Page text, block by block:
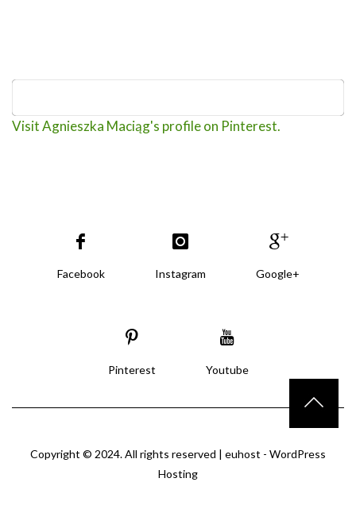
Visit Agnieszka Maciąg's profile on Pinterest.
Facebook Instagram Google+
Pinterest Youtube
Copyright © 2024. All rights reserved | euhost - WordPress
Hosting